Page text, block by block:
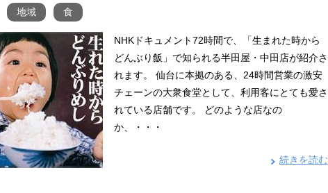
地域 食
NHKドキュメント72時間で、「生まれた時から
どんぶり飯」で知られる半田屋・中田店が紹介さ
れます。 仙台に本拠のある、24時間営業の激安
チェーンの大衆食堂として、利用客にとても愛さ
れている店舗です。 どのような店なの
か、・・・
続きを読む